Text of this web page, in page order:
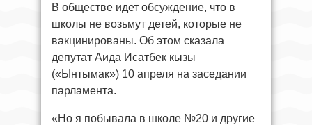
В обществе идет обсуждение, что в
школы не возьмут детей, которые не
вакцинированы. Об этом сказала
депутат Аида Исатбек кызы
(«Ынтымак») 10 апреля на заседании
парламента.
«Но я побывала в школе №20 и другие